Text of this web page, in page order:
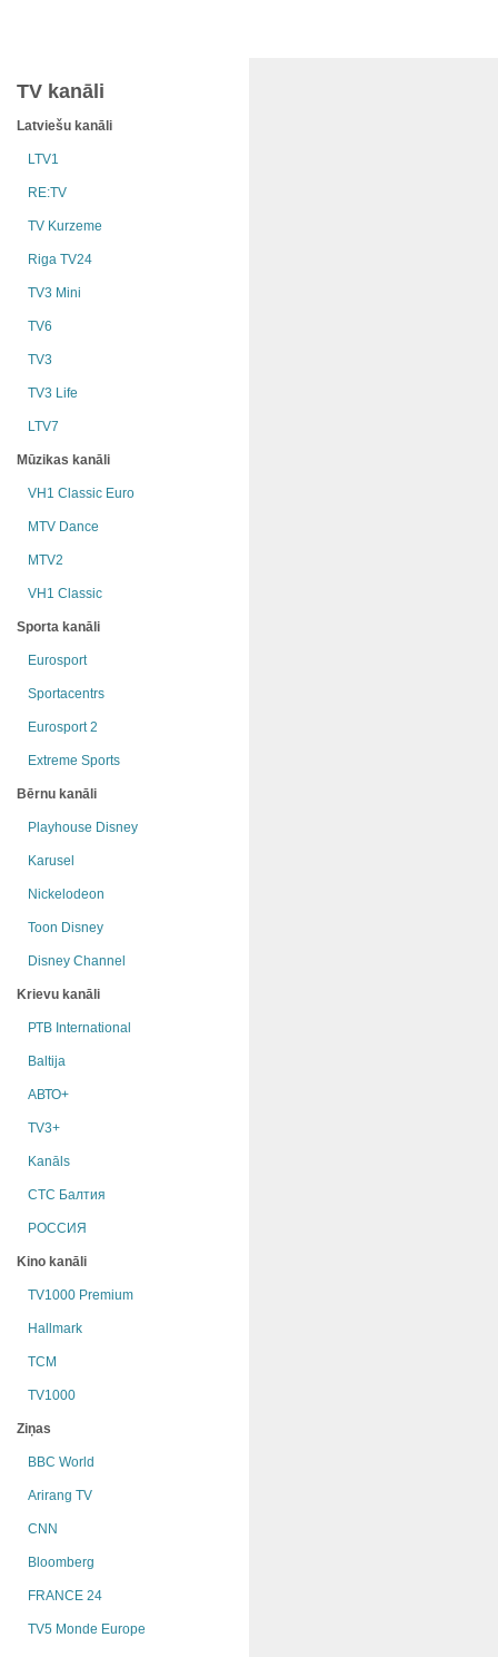
TV kanāli
Latviešu kanāli
LTV1
RE:TV
TV Kurzeme
Riga TV24
TV3 Mini
TV6
TV3
TV3 Life
LTV7
Mūzikas kanāli
VH1 Classic Euro
MTV Dance
MTV2
VH1 Classic
Sporta kanāli
Eurosport
Sportacentrs
Eurosport 2
Extreme Sports
Bērnu kanāli
Playhouse Disney
Karusel
Nickelodeon
Toon Disney
Disney Channel
Krievu kanāli
РТB International
Baltija
АВТО+
TV3+
Kanāls
СТС Балтия
РОССИЯ
Kino kanāli
TV1000 Premium
Hallmark
TCM
TV1000
Ziņas
BBC World
Arirang TV
CNN
Bloomberg
FRANCE 24
TV5 Monde Europe